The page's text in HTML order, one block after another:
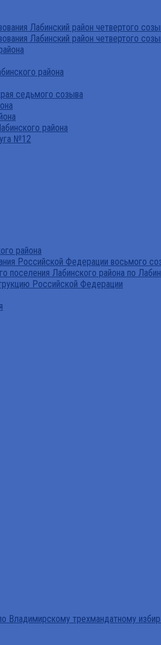
Лабинский район четвертого
Лабинский район четвертого
района
седьмого созыва
района
№12
района
Российской Федерации восьмого
поселения Лабинского района по
Российской Федерации
Владимирскому трехмандатному